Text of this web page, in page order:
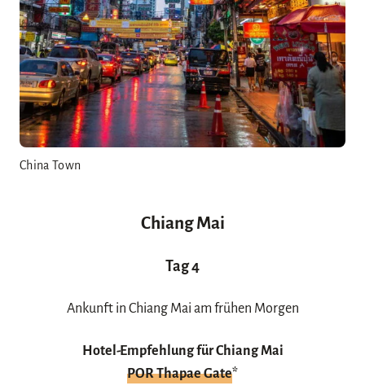
China Town
Chiang Mai
Tag 4
Ankunft in Chiang Mai am frühen Morgen
Hotel-Empfehlung für Chiang Mai
POR Thapae Gate*